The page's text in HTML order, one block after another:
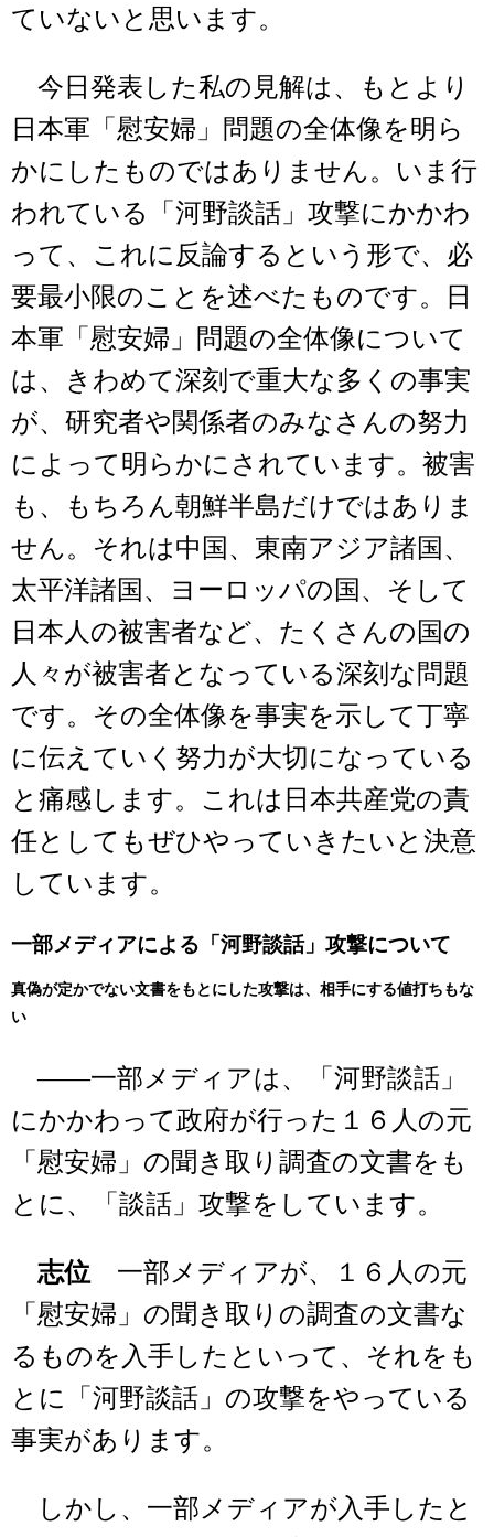
ていないと思います。
今日発表した私の見解は、もとより
日本軍「慰安婦」問題の全体像を明ら
かにしたものではありません。いま行
われている「河野談話」攻撃にかかわ
って、これに反論するという形で、必
要最小限のことを述べたものです。日
本軍「慰安婦」問題の全体像について
は、きわめて深刻で重大な多くの事実
が、研究者や関係者のみなさんの努力
によって明らかにされています。被害
も、もちろん朝鮮半島だけではありま
せん。それは中国、東南アジア諸国、
太平洋諸国、ヨーロッパの国、そして
日本人の被害者など、たくさんの国の
人々が被害者となっている深刻な問題
です。その全体像を事実を示して丁寧
に伝えていく努力が大切になっている
と痛感します。これは日本共産党の責
任としてもぜひやっていきたいと決意
しています。
一部メディアによる「河野談話」攻撃について
真偽が定かでない文書をもとにした攻撃は、相手にする値打ちもな
い
――一部メディアは、「河野談話」
にかかわって政府が行った１６人の元
「慰安婦」の聞き取り調査の文書をも
とに、「談話」攻撃をしています。
志位 一部メディアが、１６人の元
「慰安婦」の聞き取りの調査の文書な
るものを入手したといって、それをも
とに「河野談話」の攻撃をやっている
事実があります。
しかし、一部メディアが入手したと